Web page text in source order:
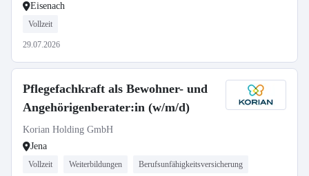
Eisenach
Vollzeit
29.07.2026
Pflegefachkraft als Bewohner- und
Angehörigenberater:in (w/m/d)
Korian Holding GmbH
Jena
Vollzeit Weiterbildungen Berufsunfähigkeitsversicherung